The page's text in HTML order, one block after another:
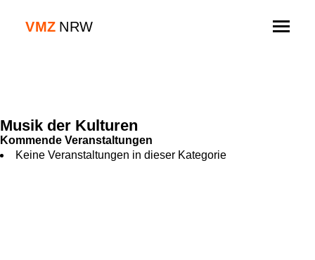
VMZ NRW
Musik der Kulturen
Kommende Veranstaltungen
Keine Veranstaltungen in dieser Kategorie